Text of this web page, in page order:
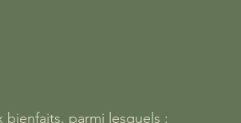
parmi lesquels :